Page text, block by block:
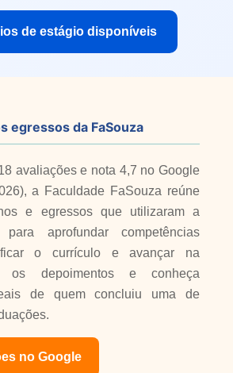
de estágio disponíveis
egressos da FaSouza
avaliações e nota 4,7 no Google
a Faculdade FaSouza reúne
e egressos que utilizaram a
para aprofundar competências
o currículo e avançar na
os depoimentos e conheça
de quem concluiu uma de
no Google